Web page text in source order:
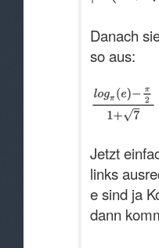
Danach
so aus:
Jetzt
links
e sind ja
dann